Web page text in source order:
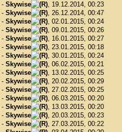
- Skywise
, 19.12.2014, 00:23
- Skywise
, 26.12.2014, 00:47
- Skywise
, 02.01.2015, 00:24
- Skywise
, 09.01.2015, 00:26
- Skywise
, 16.01.2015, 00:27
- Skywise
, 23.01.2015, 00:18
- Skywise
, 30.01.2015, 00:24
- Skywise
, 06.02.2015, 00:21
- Skywise
, 13.02.2015, 00:25
- Skywise
, 20.02.2015, 00:29
- Skywise
, 27.02.2015, 00:25
- Skywise
, 06.03.2015, 00:20
- Skywise
, 13.03.2015, 00:20
- Skywise
, 20.03.2015, 00:23
- Skywise
, 27.03.2015, 00:22